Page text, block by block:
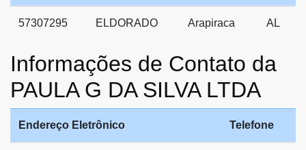
57307295 ELDORADO Arapiraca AL
Informações de Contato da
PAULA G DA SILVA LTDA
Endereço Eletrônico Telefone